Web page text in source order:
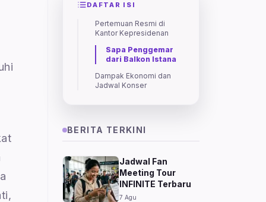
DAFTAR ISI
Pertemuan Resmi di
Kantor Kepresidenan
Sapa Penggemar
dari Balkon Istana
Dampak Ekonomi dan
Jadwal Konser
BERITA TERKINI
Jadwal Fan
Meeting Tour
INFINITE Terbaru
7 Agu